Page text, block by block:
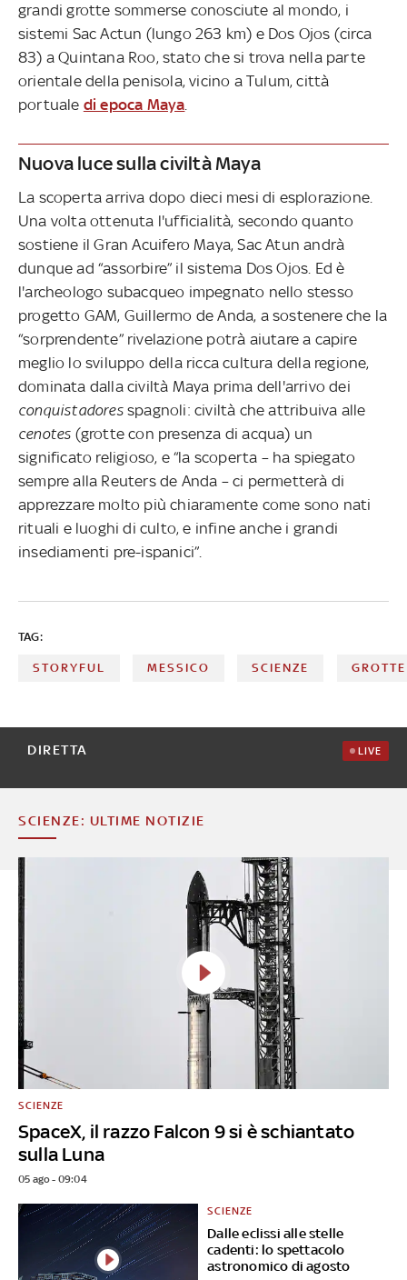
grandi grotte sommerse conosciute al mondo, i
sistemi Sac Actun (lungo 263 km) e Dos Ojos (circa
83) a Quintana Roo, stato che si trova nella parte
orientale della penisola, vicino a Tulum, città
portuale di epoca Maya
Nuova luce sulla civiltà Maya
La scoperta arriva dopo dieci mesi di esplorazione.
Una volta ottenuta l'ufficialità, secondo quanto
sostiene il Gran Acuifero Maya, Sac Atun andrà
dunque ad “assorbire” il sistema Dos Ojos. Ed è
l'archeologo subacqueo impegnato nello stesso
progetto GAM, Guillermo de Anda, a sostenere che la
“sorprendente” rivelazione potrà aiutare a capire
meglio lo sviluppo della ricca cultura della regione,
dominata dalla civiltà Maya prima dell'arrivo dei
conquistadoresspagnoli: civiltà che attribuiva alle
cenotes (grotte con presenza di acqua) un
significato religioso, e “la scoperta – ha spiegato
sempre alla Reuters de Anda – ci permetterà di
apprezzare molto più chiaramente come sono nati
rituali e luoghi di culto, e infine anche i grandi
insediamenti pre-ispanici”.
TAG:
STORYFUL MESSICO SCIENZE GROTTE
DIRETTA LIVE
SCIENZE: ULTIME NOTIZIE
SpaceX, il razzo Falcon 9 si è schiantato
sulla Luna
SCIENZE
05 ago - 09:04
Dalle eclissi alle stelle
cadenti: lo spettacolo
astronomico di agosto
SCIENZE